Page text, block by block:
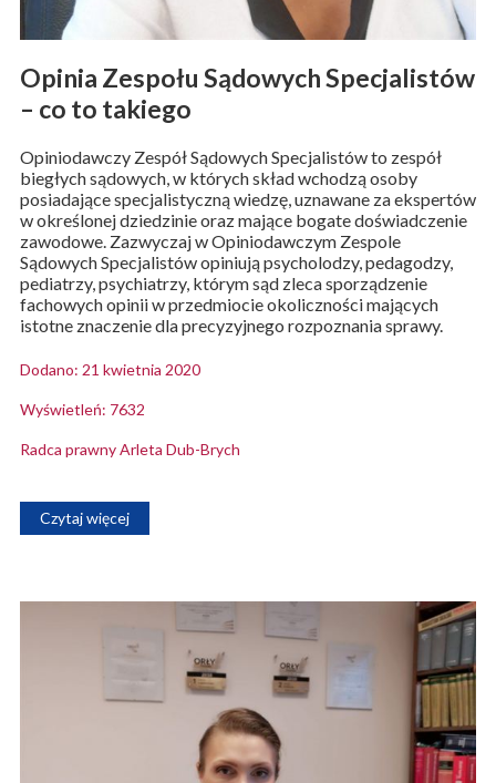
Opinia Zespołu Sądowych Specjalistów
– co to takiego
Opiniodawczy Zespół Sądowych Specjalistów to zespół
biegłych sądowych, w których skład wchodzą osoby
posiadające specjalistyczną wiedzę, uznawane za ekspertów
w określonej dziedzinie oraz mające bogate doświadczenie
zawodowe. Zazwyczaj w Opiniodawczym Zespole
Sądowych Specjalistów opiniują psycholodzy, pedagodzy,
pediatrzy, psychiatrzy, którym sąd zleca sporządzenie
fachowych opinii w przedmiocie okoliczności mających
istotne znaczenie dla precyzyjnego rozpoznania sprawy.
Dodano: 21 kwietnia 2020
Wyświetleń: 7632
Radca prawny Arleta Dub-Brych
Czytaj więcej